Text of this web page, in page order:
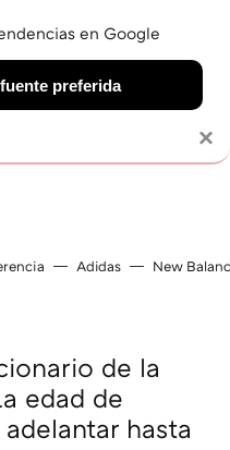
Adidas New
de la
edad de
hasta
×
en Google
preferida